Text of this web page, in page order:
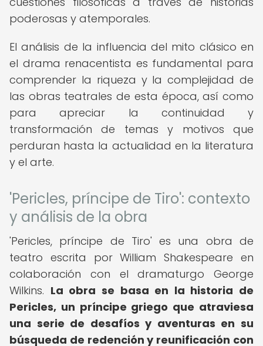
poderosas y atemporales.
El análisis de la influencia del mito clásico en
el drama renacentista es fundamental para
comprender la riqueza y la complejidad de
las obras teatrales de esta época, así como
para apreciar la continuidad y
transformación de temas y motivos que
perduran hasta la actualidad en la literatura
y el arte.
'Pericles, príncipe de Tiro': contexto
y análisis de la obra
'Pericles, príncipe de Tiro' es una obra de
teatro escrita por William Shakespeare en
colaboración con el dramaturgo George
Wilkins. La obra se basa en la historia de
Pericles, un príncipe griego que atraviesa
una serie de desafíos y aventuras en su
búsqueda de redención y reunificación con